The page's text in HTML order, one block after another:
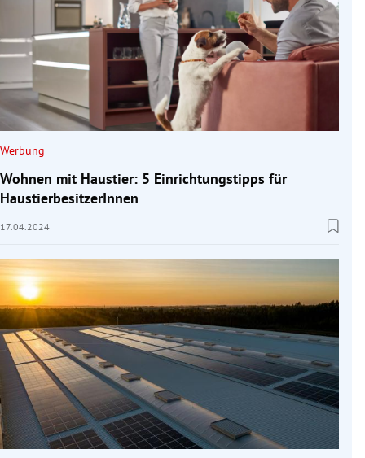
Werbung
Wohnen mit Haustier: 5 Einrichtungstipps für
HaustierbesitzerInnen
17.04.2024